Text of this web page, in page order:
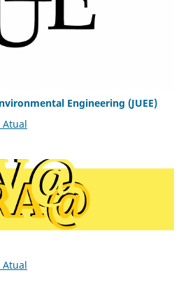
Engineering (JUEE)
Atual
Atual